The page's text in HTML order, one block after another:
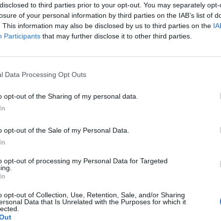
to third parties prior to your opt-out. You may separately
of your personal information by third parties on the IAB’s list of
This information may also be disclosed by us to third parties on the
Participants that may further disclose it to other third parties.
Data Processing Opt Outs
opt-out of the Sharing of my personal data.
opt-out of the Sale of my Personal Data.
opt-out of processing my Personal Data for Targeted
opt-out of Collection, Use, Retention, Sale, and/or Sharing
Data that Is Unrelated with the Purposes for which it
paradisi fiscali. Questo stabilisce che le
in un paradiso fiscale sono
frutto di evasione fiscale salvo prova
fiscale prevede che i capitali siano
era del 2% del capitale dovrebbe essere
per il reato di esportazione illecita di
primo momento i tecnici del ministero
di un'aliquota maggiore nel
dei capitali nei conti corrente e di una
ci fosse la sottoscrizione di titoli di
finalizzati alla ricostruzione dell'Abruzzo.
avrebbe incontrato lo stop di
Rudy Giuliani a Come States?
americana